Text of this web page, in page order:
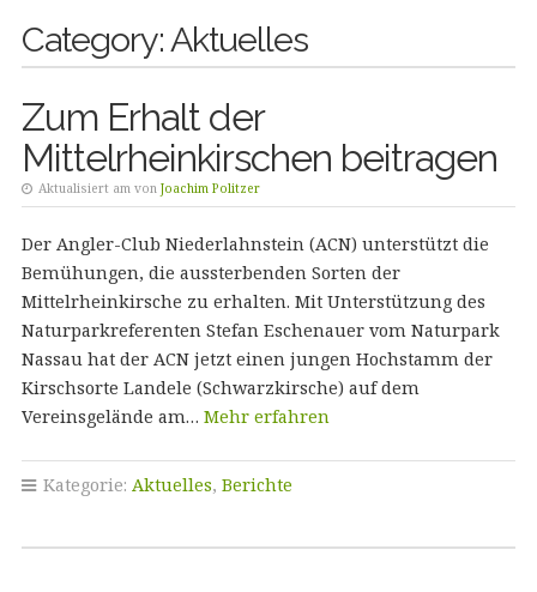
Category:Aktuelles
Zum Erhalt der
Mittelrheinkirschen beitragen
Aktualisiert am von Joachim Politzer
Der Angler-Club Niederlahnstein (ACN) unterstützt die
Bemühungen, die aussterbenden Sorten der
Mittelrheinkirsche zu erhalten. Mit Unterstützung des
Naturparkreferenten Stefan Eschenauer vom Naturpark
Nassau hat der ACN jetzt einen jungen Hochstamm der
Kirschsorte Landele (Schwarzkirsche) auf dem
Vereinsgelände am… Mehr erfahren
Kategorie: Aktuelles, Berichte